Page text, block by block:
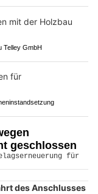
Telley GmbH
geschlossen
des Anschlusses